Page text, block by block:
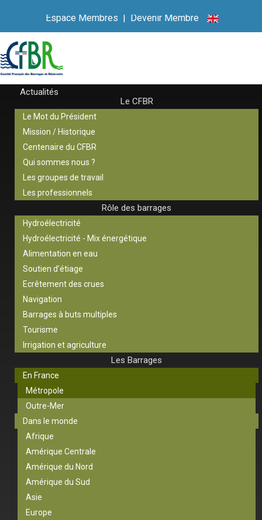
Espace Membres | Devenir Membre
Actualités
Le CFBR
Le Mot du Président
Mission / Historique
Centenaire du CFBR
Qui sommes nous ?
Les groupes de travail
Les professionnels
Rôle des barrages
Hydroélectricité
Hydroélectricité - Mix énergétique
Alimentation en eau
Soutien d’étiage
Ecrêtement des crues
Navigation
Barrages à buts multiples
Tourisme
Irrigation et agriculture
Les Barrages
En France
Métropole
Outre-Mer
Dans le monde
Afrique
Amérique Centrale
Amérique du Nord
Amérique du Sud
Asie
Europe